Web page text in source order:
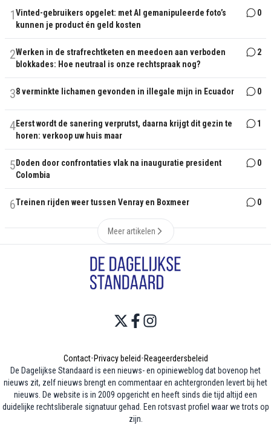
1Vinted-gebruikers opgelet: met AI gemanipuleerde foto’s
kunnen je product én geld kosten
0
2Werken in de strafrechtketen en meedoen aan verboden
blokkades: Hoe neutraal is onze rechtspraak nog?
2
38 verminkte lichamen gevonden in illegale mijn in Ecuador 0
4Eerst wordt de sanering verprutst, daarna krijgt dit gezin te
horen: verkoop uw huis maar
1
5 Doden door confrontaties vlak na inauguratie president
Colombia
0
6Treinen rijden weer tussen Venray en Boxmeer 0
Meer artikelen
Contact•Privacy beleid•Reageerdersbeleid
De Dagelijkse Standaard is een nieuws- en opinieweblog dat bovenop het
nieuws zit, zelf nieuws brengt en commentaar en achtergronden levert bij het
nieuws. De website is in 2009 opgericht en heeft sinds die tijd altijd een
duidelijke rechtsliberale signatuur gehad. Een rotsvast profiel waar we trots op
zijn.